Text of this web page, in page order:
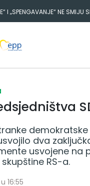
I „SPENGAVANJE“ NE SMIJU
dva
usvojene na
RS-a.
16:55